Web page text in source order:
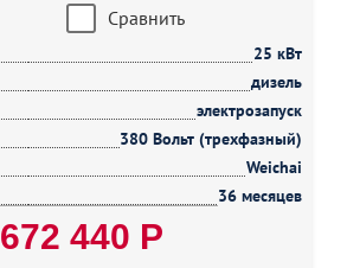
Сравнить
25 кВт
дизель
электрозапуск
380 Вольт (трехфазный)
Weichai
36 месяцев
672 440 Р